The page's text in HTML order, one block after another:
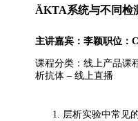
ÄKTA系统与不同检
主讲嘉宾：李颖职位：
课程分类：线上产品课
析抗体 – 线上直播
层析实验中常见